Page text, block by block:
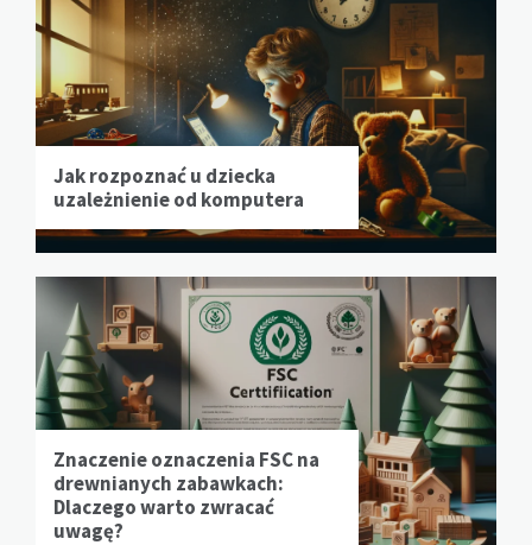
Jak rozpoznać u dziecka
uzależnienie od komputera
Znaczenie oznaczenia FSC na
drewnianych zabawkach:
Dlaczego warto zwracać
uwagę?